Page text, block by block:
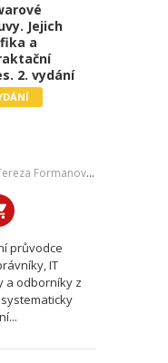
Jejich
a
2. vydání
Formanová ,
průvodce
IT
a odborníky z